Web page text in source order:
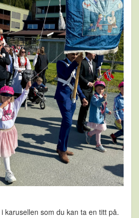
karusellen som du kan ta en titt på.